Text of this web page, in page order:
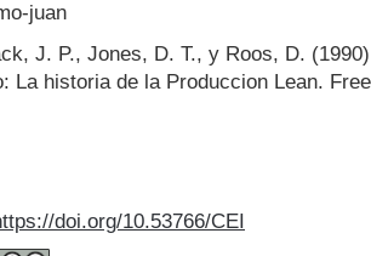
juan
J. P., Jones, D. T., y Roos, D.
La historia de la Produccion Lean.
doi.org/10.53766/CEI